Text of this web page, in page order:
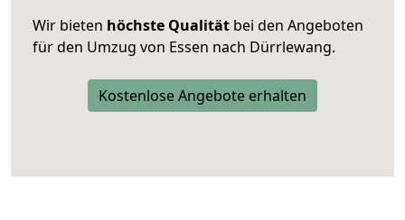
Wir bieten höchste Qualität bei den Angeboten
für den Umzug von Essen nach Dürrlewang.
Kostenlose Angebote erhalten